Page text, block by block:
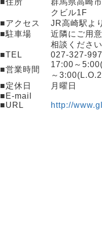
■住所
群馬県高崎
クビル1F
■アクセス
JR高崎駅よ
■駐車場
近隣にご用
相談ください
■TEL
027-327-
■営業時間
17:00～
～
■定休日
月曜日
■E-mail
■URL
http://